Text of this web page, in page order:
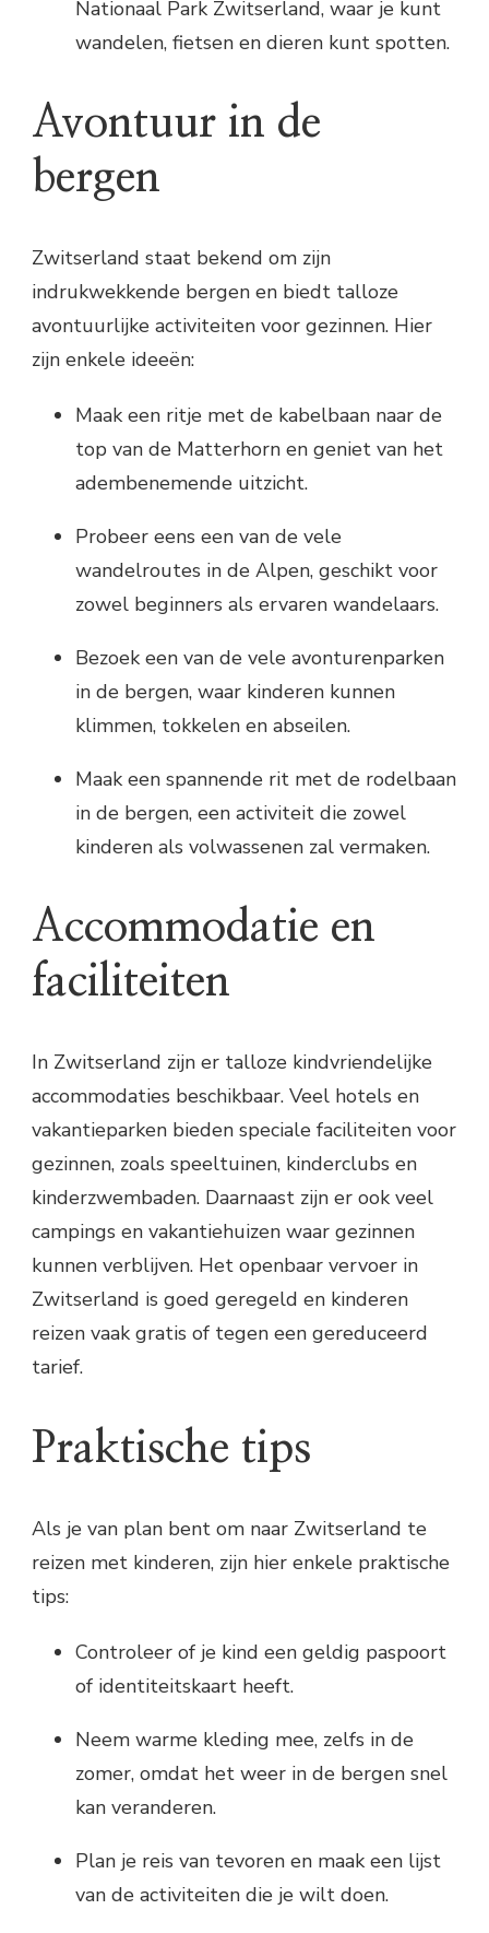
Nationaal Park Zwitserland, waar je kunt
wandelen, fietsen en dieren kunt spotten.
Avontuur in de
bergen
Zwitserland staat bekend om zijn
indrukwekkende bergen en biedt talloze
avontuurlijke activiteiten voor gezinnen. Hier
zijn enkele ideeën:
Maak een ritje met de kabelbaan naar de
top van de Matterhorn en geniet van het
adembenemende uitzicht.
Probeer eens een van de vele
wandelroutes in de Alpen, geschikt voor
zowel beginners als ervaren wandelaars.
Bezoek een van de vele avonturenparken
in de bergen, waar kinderen kunnen
klimmen, tokkelen en abseilen.
Maak een spannende rit met de rodelbaan
in de bergen, een activiteit die zowel
kinderen als volwassenen zal vermaken.
Accommodatie en
faciliteiten
In Zwitserland zijn er talloze kindvriendelijke
accommodaties beschikbaar. Veel hotels en
vakantieparken bieden speciale faciliteiten voor
gezinnen, zoals speeltuinen, kinderclubs en
kinderzwembaden. Daarnaast zijn er ook veel
campings en vakantiehuizen waar gezinnen
kunnen verblijven. Het openbaar vervoer in
Zwitserland is goed geregeld en kinderen
reizen vaak gratis of tegen een gereduceerd
tarief.
Praktische tips
Als je van plan bent om naar Zwitserland te
reizen met kinderen, zijn hier enkele praktische
tips:
Controleer of je kind een geldig paspoort
of identiteitskaart heeft.
Neem warme kleding mee, zelfs in de
zomer, omdat het weer in de bergen snel
kan veranderen.
Plan je reis van tevoren en maak een lijst
van de activiteiten die je wilt doen.